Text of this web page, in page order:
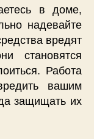
в доме,
надевайте
вредят
становятся
Работа
вашим
защищать их